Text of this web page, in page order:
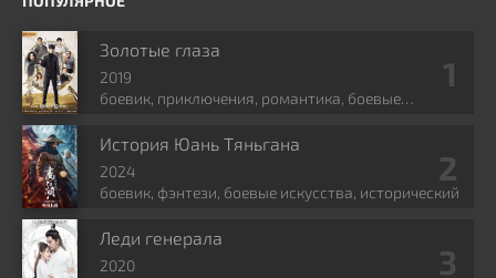
Золотые глаза
2019
боевик, приключения, романтика, боевые
История Юань Тяньгана
2024
боевик, фэнтези, боевые искусства, исторический
Леди генерала
2020